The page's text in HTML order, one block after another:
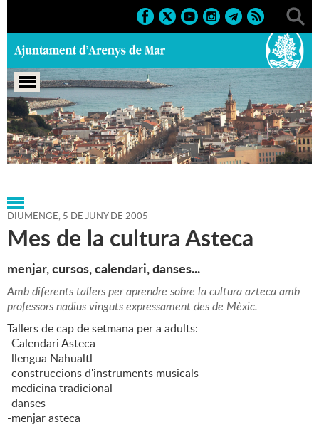
Portada > Agenda > 05-06-2005 > Marcs > 2005 > Altres
activitats
DIUMENGE, 5 DE JUNY DE 2005
Mes de la cultura Asteca
menjar, cursos, calendari, danses...
Amb diferents tallers per aprendre sobre la cultura azteca amb
professors nadius vinguts expressament des de Mèxic.
Tallers de cap de setmana per a adults:
-Calendari Asteca
-llengua Nahualtl
-construccions d'instruments musicals
-medicina tradicional
-danses
-menjar asteca